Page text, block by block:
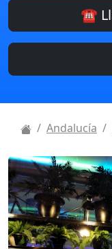
☎️
Andalucía